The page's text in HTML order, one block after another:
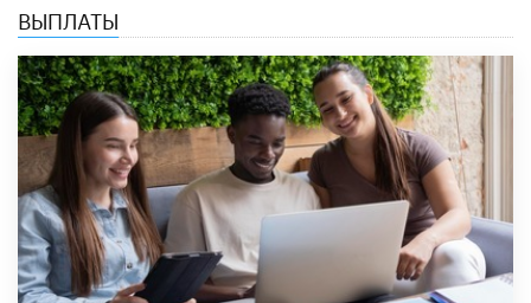
ВЫПЛАТЫ